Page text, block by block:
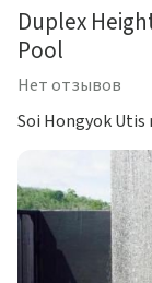
Duplex
Pool
Нет отзывов
Soi Hongyok Utis